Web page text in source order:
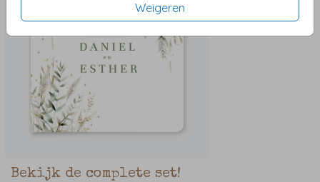
Weigeren
Bekijk de complete set!